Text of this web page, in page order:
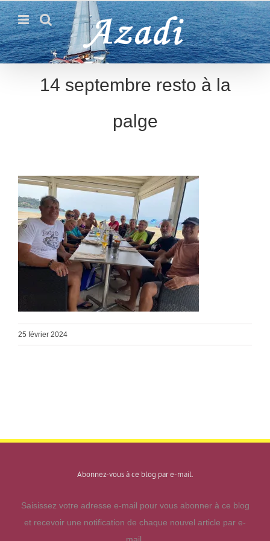
Passer
au
contenu
14 septembre resto à la
palge
25 février 2024
Abonnez-vous à ce blog par e-mail.
Saisissez votre adresse e-mail pour vous abonner à ce blog
et recevoir une notification de chaque nouvel article par e-